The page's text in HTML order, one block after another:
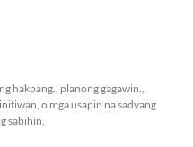
hakbang., planong gagawin.,
o mga usapin na sadyang
sabihin,